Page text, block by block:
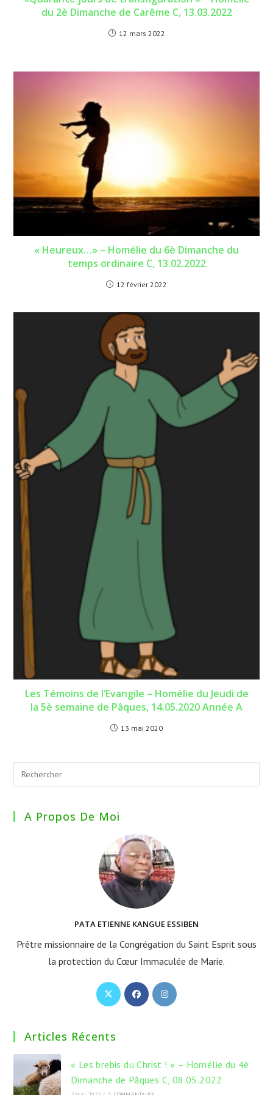
du 2è Dimanche de Carême C, 13.03.2022
12 mars 2022
« Heureux…» – Homélie du 6è Dimanche du
temps ordinaire C, 13.02.2022
12 février 2022
Les Témoins de l’Evangile – Homélie du Jeudi de
la 5è semaine de Pâques, 14.05.2020 Année A
13 mai 2020
A Propos De Moi
PATA ETIENNE KANGUE ESSIBEN
Prêtre missionnaire de la Congrégation du Saint Esprit sous
la protection du Cœur Immaculée de Marie.
S’ouvre
dans
S’ouvre
dans
S’ouvre
Articles Récents
« Les brebis du Christ ! » – Homélie du 4è
Dimanche de Pâques C, 08.05.2022